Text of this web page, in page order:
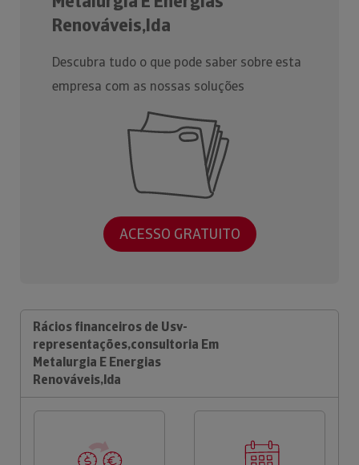
Renováveis,lda
Descubra tudo o que pode saber sobre esta
empresa com as nossas soluções
ACESSO GRATUITO
Rácios financeiros de Usv-
representações,consultoria Em
Metalurgia E Energias
Renováveis,lda